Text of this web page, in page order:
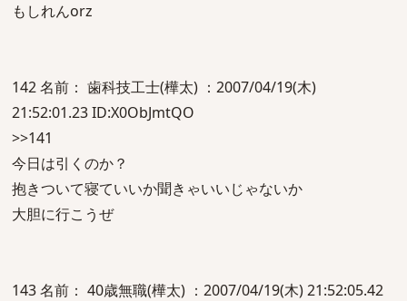
もしれんorz
142 名前： 歯科技工士(樺太) ：2007/04/19(木)
21:52:01.23 ID:X0ObJmtQO
>>141
今日は引くのか？
抱きついて寝ていいか聞きゃいいじゃないか
大胆に行こうぜ
143 名前： 40歳無職(樺太) ：2007/04/19(木) 21:52:05.42